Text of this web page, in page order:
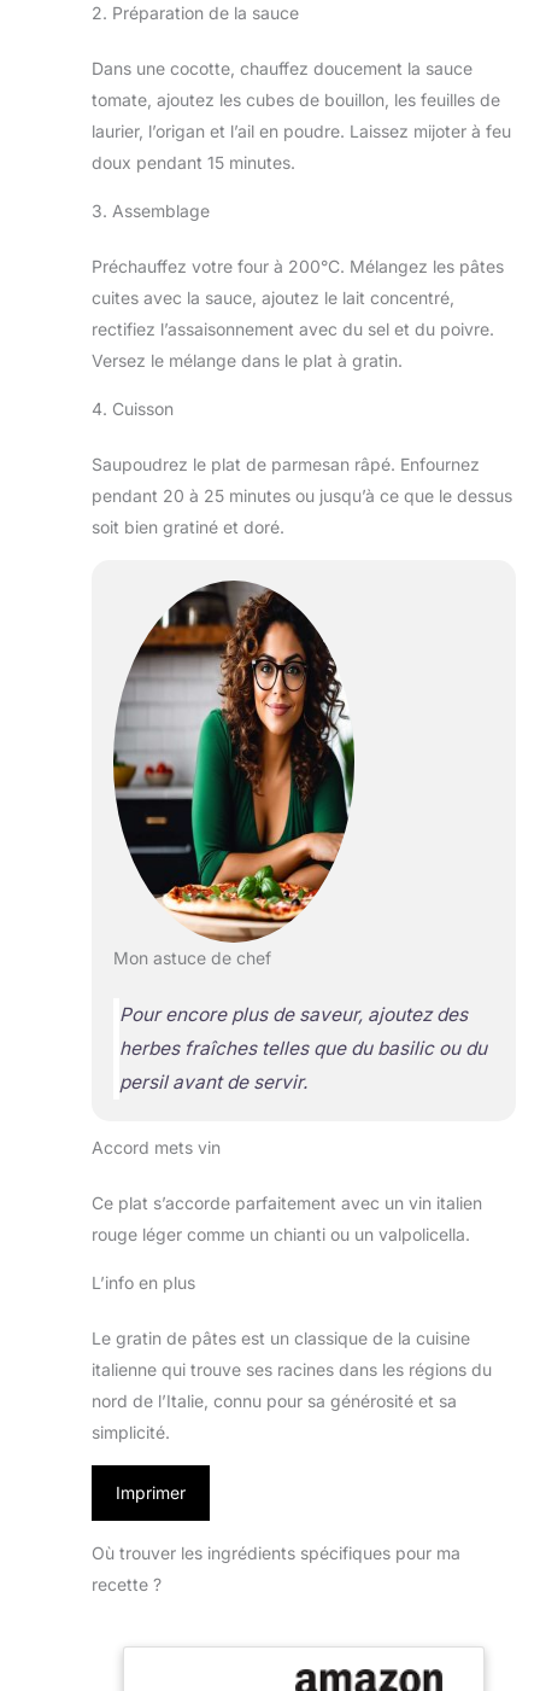
2. Préparation de la sauce
Dans une cocotte, chauffez doucement la sauce
tomate, ajoutez les cubes de bouillon, les feuilles de
laurier, l’origan et l’ail en poudre. Laissez mijoter à feu
doux pendant 15 minutes.
3. Assemblage
Préchauffez votre four à 200°C. Mélangez les pâtes
cuites avec la sauce, ajoutez le lait concentré,
rectifiez l’assaisonnement avec du sel et du poivre.
Versez le mélange dans le plat à gratin.
4. Cuisson
Saupoudrez le plat de parmesan râpé. Enfournez
pendant 20 à 25 minutes ou jusqu’à ce que le dessus
soit bien gratiné et doré.
Mon astuce de chef
Pour encore plus de saveur, ajoutez des
herbes fraîches telles que du basilic ou du
persil avant de servir.
Accord mets vin
Ce plat s’accorde parfaitement avec un vin italien
rouge léger comme un chianti ou un valpolicella.
L’info en plus
Le gratin de pâtes est un classique de la cuisine
italienne qui trouve ses racines dans les régions du
nord de l’Italie, connu pour sa générosité et sa
simplicité.
Imprimer
Où trouver les ingrédients spécifiques pour ma
recette ?